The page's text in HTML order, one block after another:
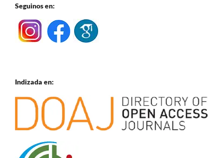
Seguinos en:
Indizada en: